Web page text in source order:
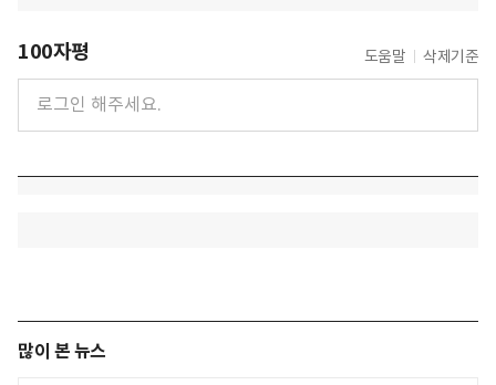
100자평 도움말 삭제기준
많이 본 뉴스